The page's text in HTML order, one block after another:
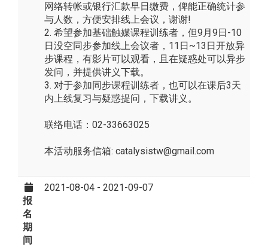
网络转帐或银行汇款早日缴费，俾能正确统计参
与人数，方便安排线上会议，谢谢!
2. 希望参加基础触媒课程训练者，但9月9日-10
日没空同步参加线上会议者，11日~13日开放异
步课程，有影片可以观看，且在疑惑处可以异步
发问，并提供讲义下载。
3. 对于参加同步课程训练者，也可以在课后3天
内上线复习与疑惑提问，下载讲义。
联络电话：02-33663025
本活动服务信箱: catalysistw@gmail.com
报
名
期
间
2021-08-04 - 2021-09-07